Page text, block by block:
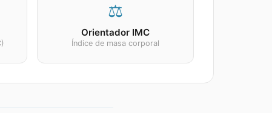
⚖️
Orientador IMC
Índice de masa corporal